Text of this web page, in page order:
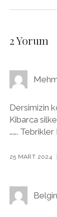
2 Yorum
Dersimizin
Kibarca
……. Tebrikler
25 MART 2024